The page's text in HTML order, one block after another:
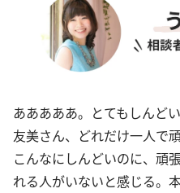
あああああ。とてもしんどい
友美さん、どれだけ一人で
こんなにしんどいのに、頑
れる人がいないと感じる。